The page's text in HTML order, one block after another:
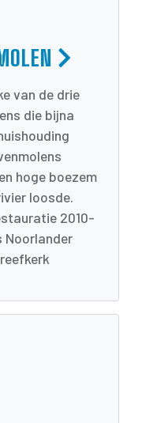
van de drie
die bijna
hoge boezem
loosde.
2010-
Noorlander